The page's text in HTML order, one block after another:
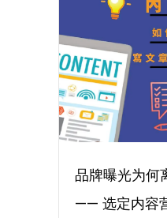
品牌曝光为何
—— 选定内容